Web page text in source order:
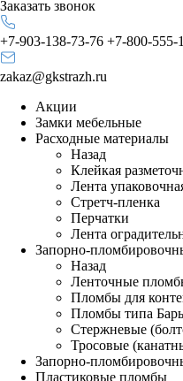
Заказать звонок
+7-903-138-73-76 +7-800-555-
zakaz@gkstrazh.ru
Акции
Замки мебельные
Расходные материалы
Назад
Клейкая
Лента
Стретч-пленка
Перчатки
Лента
Запорно-
Назад
Ленточные
Пломбы для
Пломбы типа
Стержневые
Тросовые
Запорно-
Пластиковые пломбы